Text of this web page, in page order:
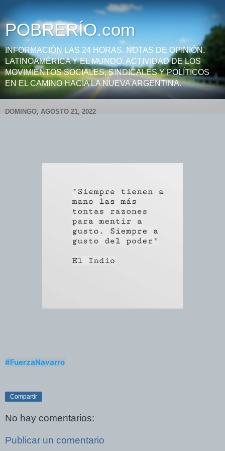
POBRERÍO.com
INFORMACIÓN LAS 24 HORAS. NOTAS DE OPINIÓN.
LATINOAMÉRICA Y EL MUNDO. ACTIVIDAD DE LOS
MOVIMIENTOS SOCIALES, SINDICALES Y POLÍTICOS
EN EL CAMINO HACIA LA NUEVA ARGENTINA.
DOMINGO, AGOSTO 21, 2022
#FuerzaNavarro
Compartir
No hay comentarios:
Publicar un comentario